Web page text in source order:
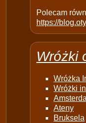
Polecam
https://
Wróżki
Wróżka
Wróżki
Ateny
Bruksela